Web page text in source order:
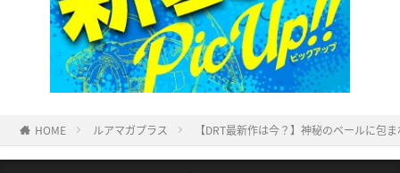
HOME ルアマガプラス 【DRT最新作は今？】神秘のベールに包